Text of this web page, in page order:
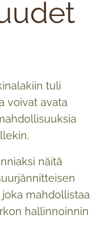
tuli
voivat avata
näitä
mahdollistaa
hallinnoinnin